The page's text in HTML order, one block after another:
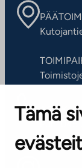
Tämä
Puh.
(arkisin